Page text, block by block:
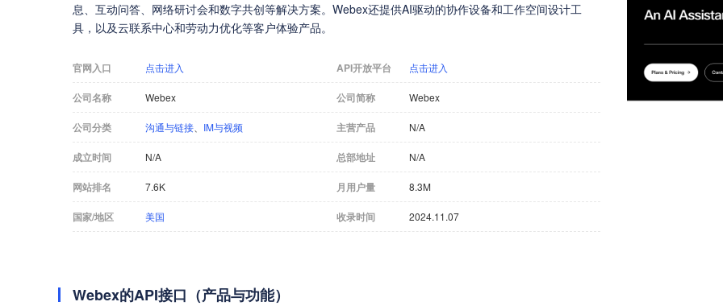
息、互动问答、网络研讨会和数字共创等解决方案。Webex还提供AI驱动的协作设备和工作空间设计工
具，以及云联系中心和劳动力优化等客户体验产品。
官网入口 点击进入 API开放平台 点击进入
公司名称 Webex 公司简称 Webex
公司分类 沟通与链接 IM与视频 主营产品 N/A
成立时间 N/A 总部地址 N/A
网站排名 7.6K 月用户量 8.3M
国家/地区 美国 收录时间 2024.11.07
Webex的API接口（产品与功能）